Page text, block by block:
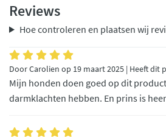
Reviews
Hoe controleren en plaatsen wij
Door Carolien op 19 maart 2025 | Heeft dit
Mijn honden doen goed op dit
darmklachten hebben. En prins is